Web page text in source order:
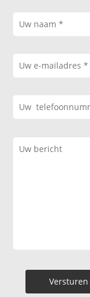
Versturen